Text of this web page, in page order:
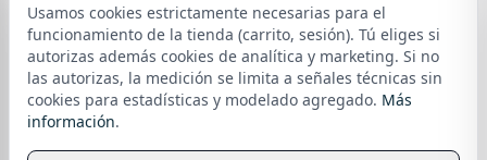
pero sí a mano, como productos de limpieza o
medicamentos.
Carritos móviles:sí, esos muebles de baño
auxiliares con ruedas que puedes mover donde te
dé la gana, una maravilla para baños grandes o
Cancelar o devolver un
pedido
Política de devoluciones
Financia tu compra
Atención al cliente
Usamos cookies estrictamente necesarias para el
funcionamiento de la tienda (carrito, sesión). Tú eliges si
autorizas además cookies de analítica y marketing. Si no
las autorizas, la medición se limita a señales técnicas sin
cookies para estadísticas y modelado agregado. Más
informaciónsobre nuestra política de cookies
.